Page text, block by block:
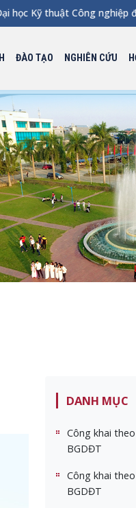
Kỹ thuật Công nghiệp
ĐÀO TẠO NGHIÊN CỨU
DANH MỤC
Công khai
BGDĐT
Công khai
BGDĐT